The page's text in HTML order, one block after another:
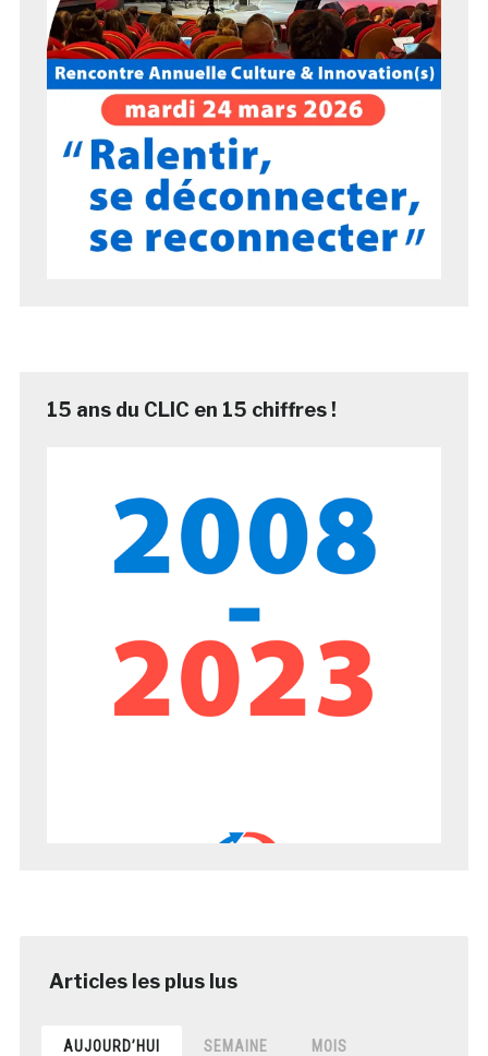
15 ans du CLIC en 15 chiffres !
AUJOURD’HUI SEMAINE MOIS